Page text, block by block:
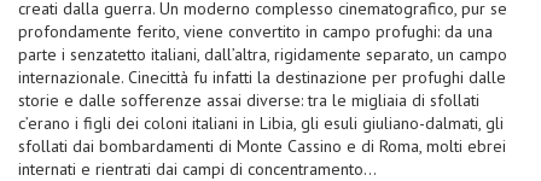
creati dalla guerra. Un moderno complesso cinematografico, pur se
profondamente ferito, viene convertito in campo profughi: da una
parte i senzatetto italiani, dall’altra, rigidamente separato, un campo
internazionale. Cinecittà fu infatti la destinazione per profughi dalle
storie e dalle sofferenze assai diverse: tra le migliaia di sfollati
c’erano i figli dei coloni italiani in Libia, gli esuli giuliano-dalmati, gli
sfollati dai bombardamenti di Monte Cassino e di Roma, molti ebrei
internati e rientrati dai campi di concentramento…